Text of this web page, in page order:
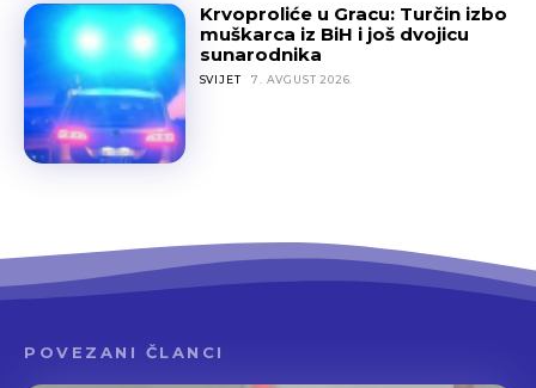
Krvoproliće u Gracu: Turčin izbo
muškarca iz BiH i još dvojicu
sunarodnika
SVIJET 7. AVGUST 2026.
POVEZANI ČLANCI